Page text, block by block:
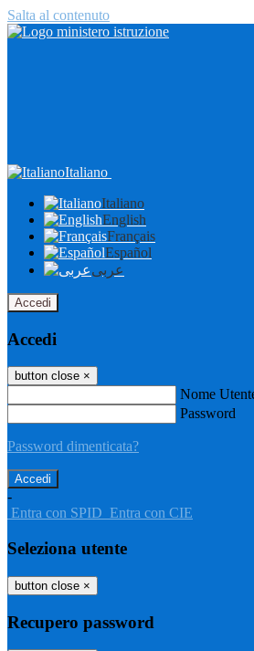
Salta al contenuto
Italiano
Italiano
English
Français
Español
عربى
Accedi
Accedi
button close ×
Nome
Password
Password dimenticata?
-
Entra con SPID Entra con CIE
Seleziona utente
button close ×
Recupero password